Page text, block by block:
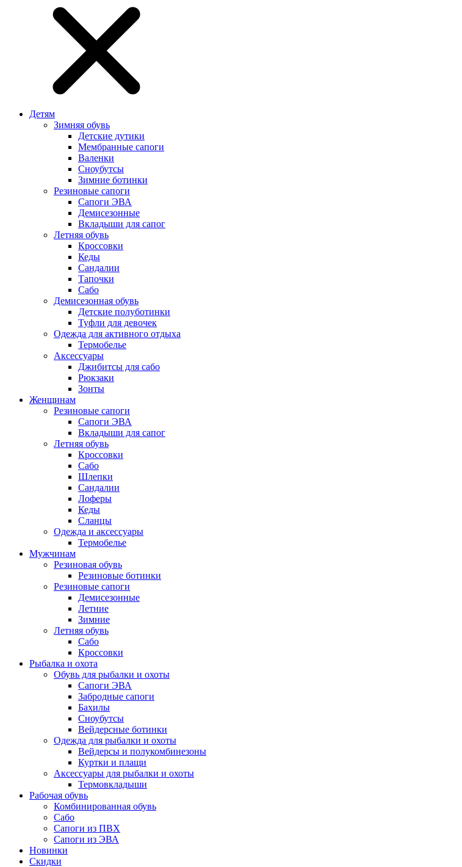
Детям
Зимняя обувь
Детские дутики
Мембранные сапоги
Валенки
Сноубутсы
Зимние ботинки
Резиновые сапоги
Сапоги ЭВА
Демисезонные
Вкладыши для сапог
Летняя обувь
Кроссовки
Кеды
Сандалии
Тапочки
Сабо
Демисезонная обувь
Детские полуботинки
Туфли для девочек
Одежда для активного отдыха
Термобелье
Аксессуары
Джибитсы для сабо
Рюкзаки
Зонты
Женщинам
Резиновые сапоги
Cапоги ЭВА
Вкладыши для сапог
Летняя обувь
Кроссовки
Сабо
Шлепки
Сандалии
Лоферы
Кеды
Сланцы
Одежда и аксессуары
Термобелье
Мужчинам
Резиновая обувь
Резиновые ботинки
Резиновые сапоги
Демисезонные
Летние
Зимние
Летняя обувь
Сабо
Кроссовки
Рыбалка и охота
Обувь для рыбалки и охоты
Сапоги ЭВА
Забродные сапоги
Бахилы
Сноубутсы
Вейдерсные ботинки
Одежда для рыбалки и охоты
Вейдерсы и полукомбинезоны
Куртки и плащи
Аксессуары для рыбалки и охоты
Термовкладыши
Рабочая обувь
Комбинированная обувь
Сабо
Сапоги из ПВХ
Сапоги из ЭВА
Новинки
Скидки